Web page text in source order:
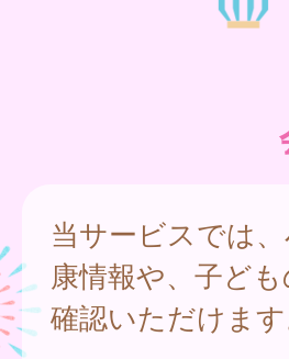
当サービスでは
康情報や、子ど
確認いただけます